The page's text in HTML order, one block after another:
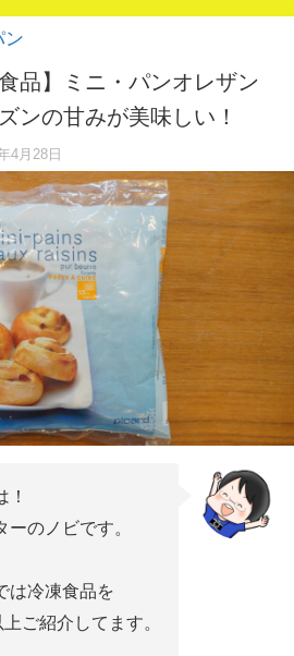
ン
品】ミニ・パンオレザン
ンの甘みが美味しい！
4月28日
！
ーのノビです。
は冷凍食品を
ご紹介してます。